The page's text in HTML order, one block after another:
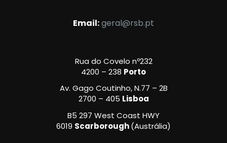
Email:geral@rsb.pt
Rua do Covelo nº232
4200 – 238 Porto
Av. Gago Coutinho, N.77 – 2B
2700 – 405 Lisboa
B5 297 West Coast HWY
6019 Scarborough(Austrália)